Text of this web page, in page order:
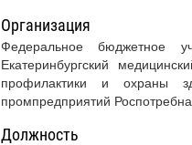
Организация
Федеральное бюджетное
Екатеринбургский
профилактики и охраны
промпредприятий
Должность